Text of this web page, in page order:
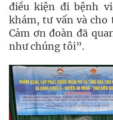
điều kiện đi bệnh
khám, tư vấn và
Cảm ơn đoàn đã
như chúng tôi”.